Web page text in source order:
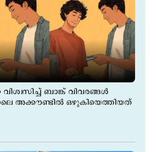
ബാങ്ക് വിവരങ്ങള്‍
അക്കൗണ്ടില്‍ ഒഴുകിയെത്തിയത്